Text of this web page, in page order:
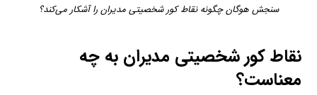
سنجش هوگان چگونه نقاط کور شخصیتی مدیران را آشکار می‌کند؟
نقاط کور شخصیتی مدیران به چه
معناست؟